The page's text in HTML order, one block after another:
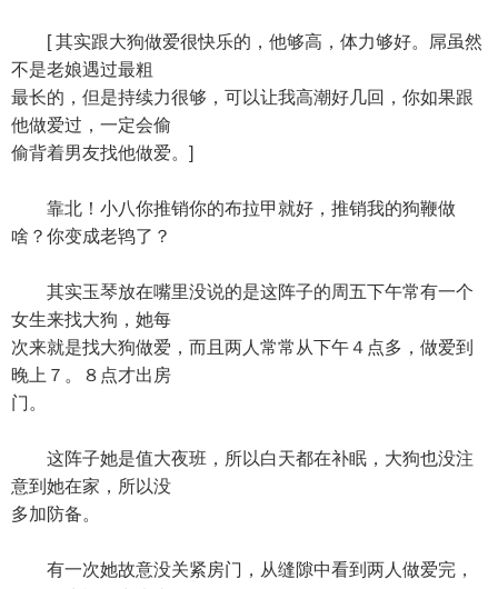
[ 其实跟大狗做爱很快乐的，他够高，体力够好。屌虽然
不是老娘遇过最粗
最长的，但是持续力很够，可以让我高潮好几回，你如果跟
他做爱过，一定会偷
偷背着男友找他做爱。]
靠北！小八你推销你的布拉甲就好，推销我的狗鞭做
啥？你变成老鸨了？
其实玉琴放在嘴里没说的是这阵子的周五下午常有一个
女生来找大狗，她每
次来就是找大狗做爱，而且两人常常从下午４点多，做爱到
晚上７。８点才出房
门。
这阵子她是值大夜班，所以白天都在补眠，大狗也没注
意到她在家，所以没
多加防备。
有一次她故意没关紧房门，从缝隙中看到两人做爱完，